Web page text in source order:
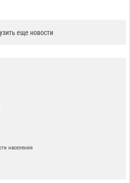
еще новости
населения